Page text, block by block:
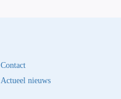
Contact
Actueel nieuws